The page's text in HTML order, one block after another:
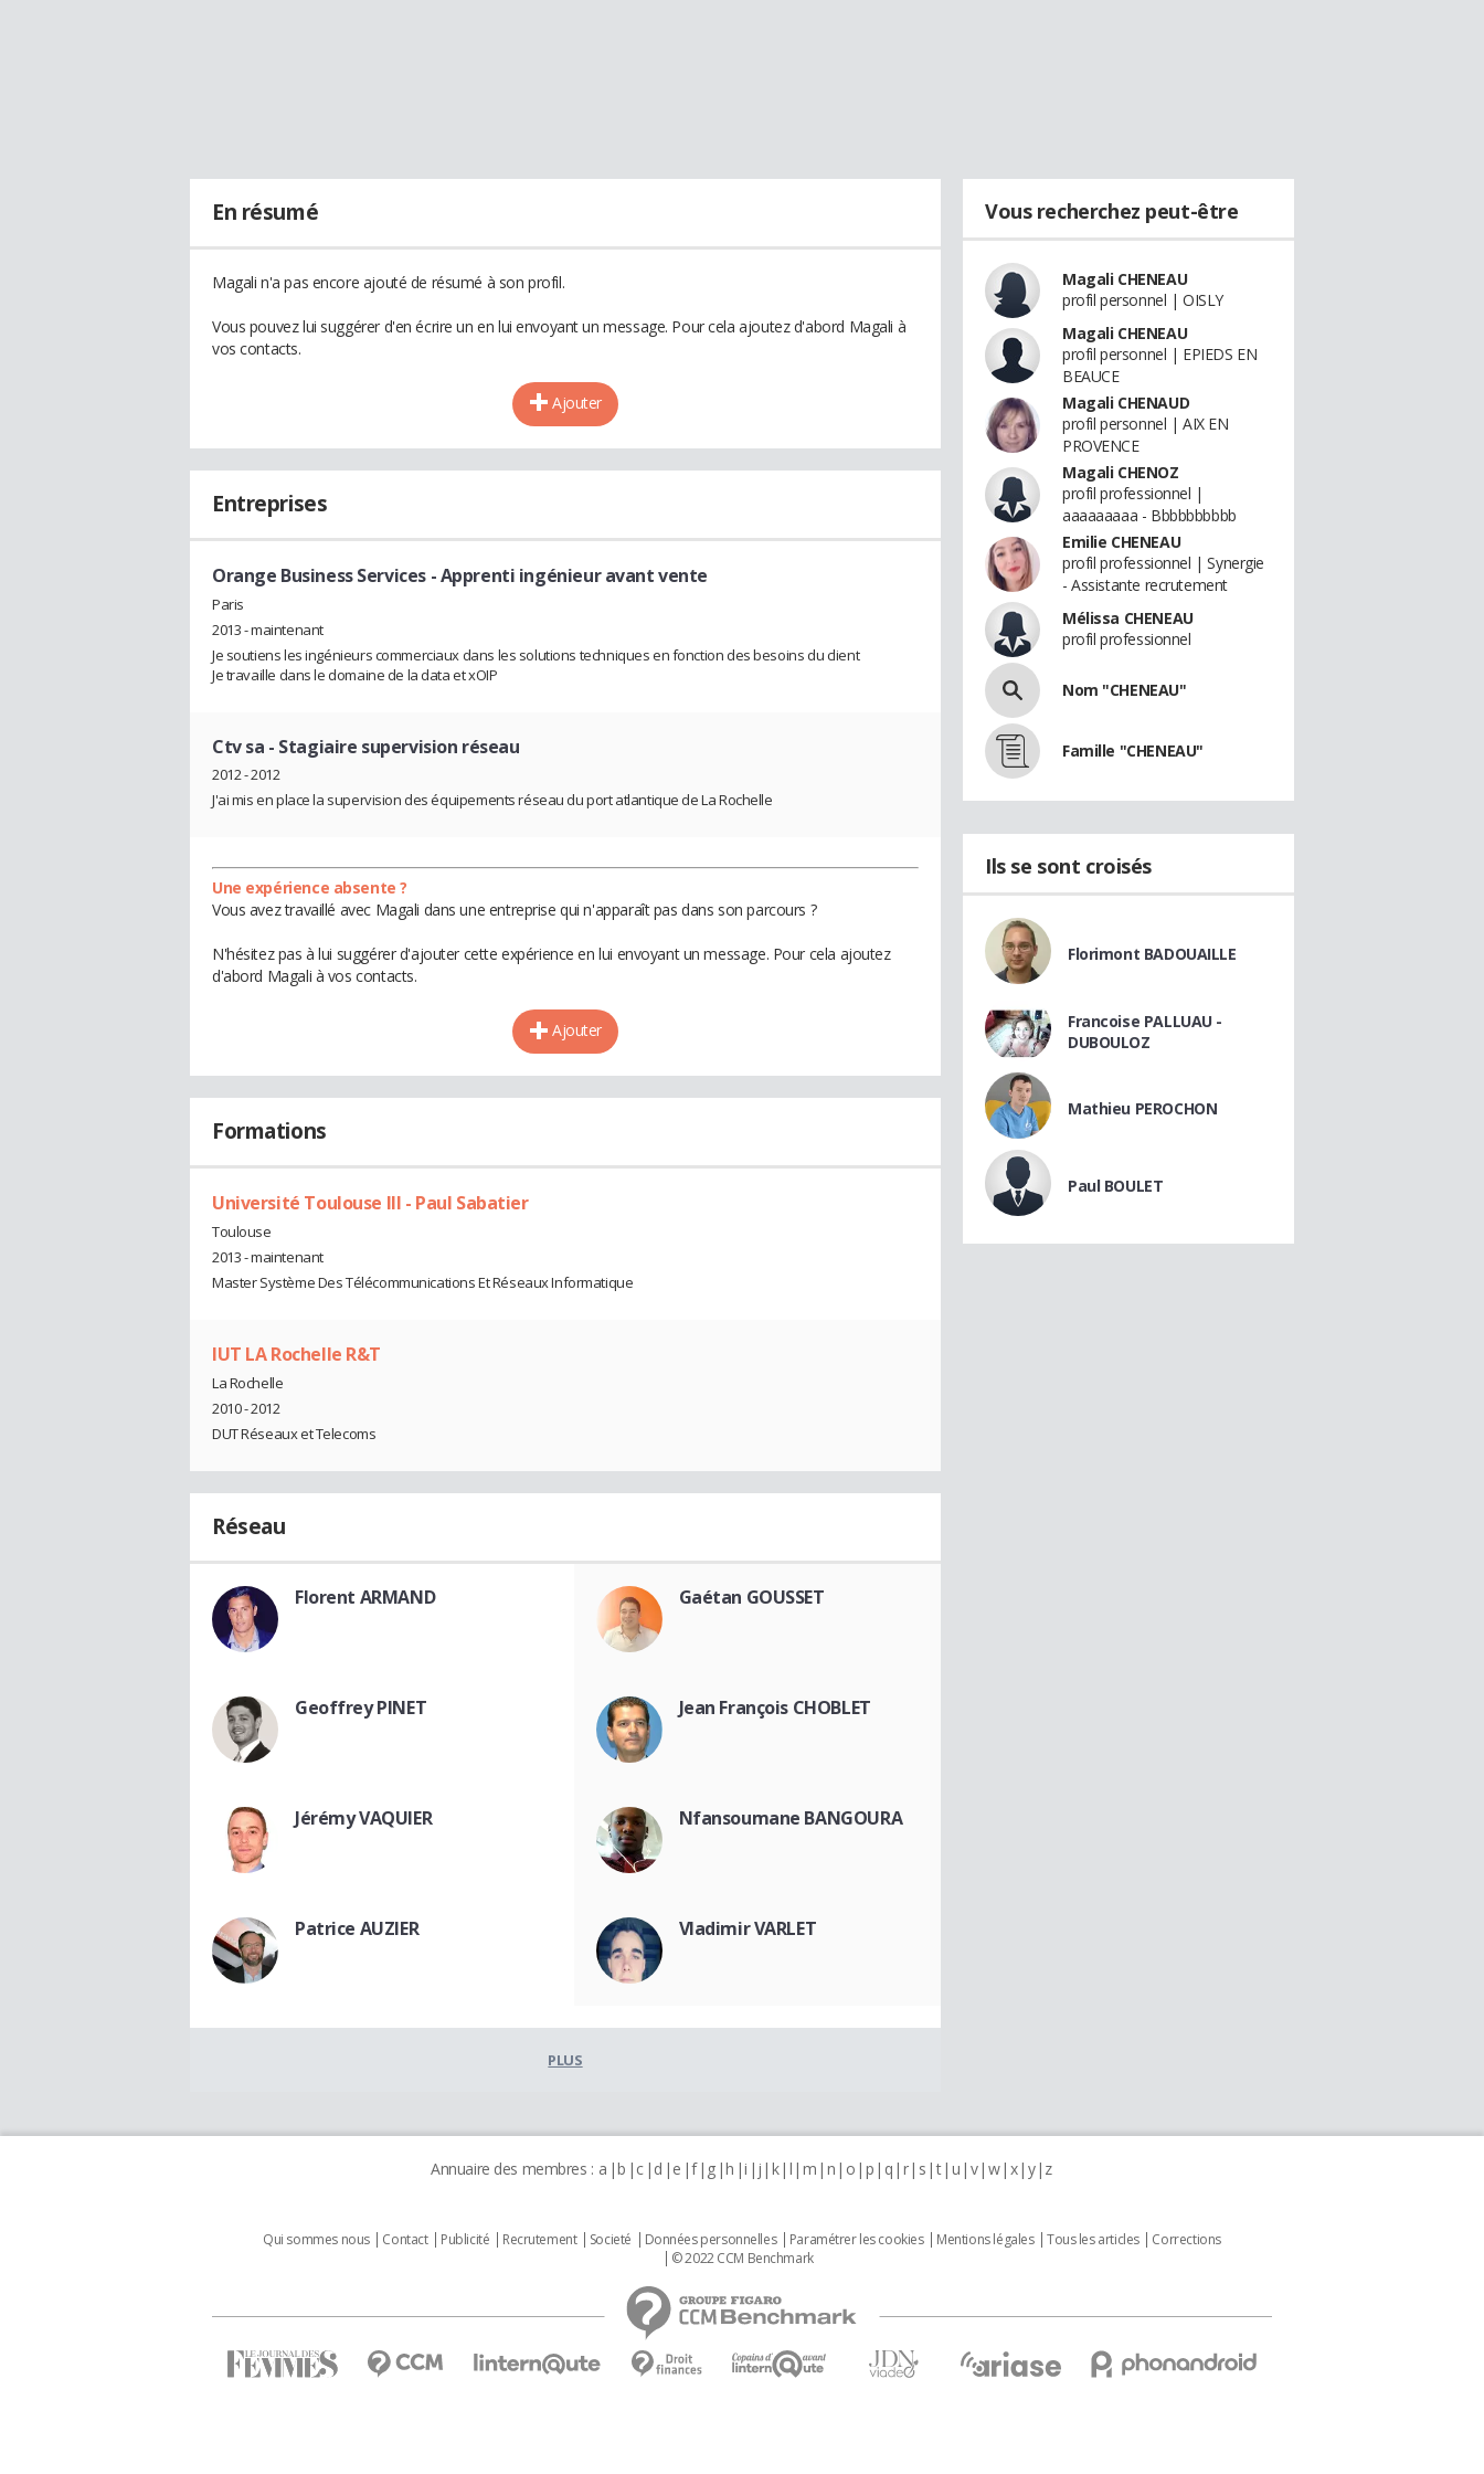
En résumé
Magali n'a pas encore ajouté de résumé à son profil.
Vous pouvez lui suggérer d'en écrire un en lui envoyant un message. Pour cela ajoutez d'abord Magali à
vos contacts.
Ajouter
Entreprises
Orange Business Services- Apprenti ingénieur avant vente
Paris
2013 - maintenant
Je soutiens les ingénieurs commerciaux dans les solutions techniques en fonction des besoins du client
Je travaille dans le domaine de la data et xOIP
Ctv sa - Stagiaire supervision réseau
2012 - 2012
J'ai mis en place la supervision des équipements réseau du port atlantique de La Rochelle
Une expérience absente ?
Vous avez travaillé avec Magali dans une entreprise qui n'apparaît pas dans son parcours ?
N'hésitez pas à lui suggérer d'ajouter cette expérience en lui envoyant un message. Pour cela ajoutez
d'abord Magali à vos contacts.
Ajouter
Formations
Université Toulouse III - Paul Sabatier
Toulouse
2013 - maintenant
Master Système Des Télécommunications Et Réseaux Informatique
IUT LA Rochelle R&T
La Rochelle
2010 - 2012
DUT Réseaux et Telecoms
Réseau
Florent ARMAND Gaétan GOUSSET
Geoffrey PINET Jean François CHOBLET
Jérémy VAQUIER Nfansoumane BANGOURA
Patrice AUZIER Vladimir VARLET
PLUS
Vous recherchez peut-être
Magali CHENEAU
profil personnel | OISLY
Magali CHENEAU
profil personnel | EPIEDS EN
BEAUCE
Magali CHENAUD
profil personnel | AIX EN
PROVENCE
Magali CHENOZ
profil professionnel |
aaaaaaaaa - Bbbbbbbbbb
Emilie CHENEAU
profil professionnel | Synergie
- Assistante recrutement
Mélissa CHENEAU
profil professionnel
Nom "CHENEAU"
Famille "CHENEAU"
Ils se sont croisés
Florimont BADOUAILLE
Francoise PALLUAU -
DUBOULOZ
Mathieu PEROCHON
Paul BOULET
Annuaire des membres : a b c d e f g h i j k l m n o p q r s t u v w x y z
Qui sommes nous Contact Publicité Recrutement Societé Données personnelles Paramétrer les cookies Mentions légales Tous les articles
Corrections
© 2022 CCM Benchmark